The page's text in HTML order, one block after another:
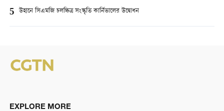
5 উহানে সিএমজি চলচ্চিত্র সংস্কৃতি কার্নিভালের উদ্বোধন
EXPLORE MORE